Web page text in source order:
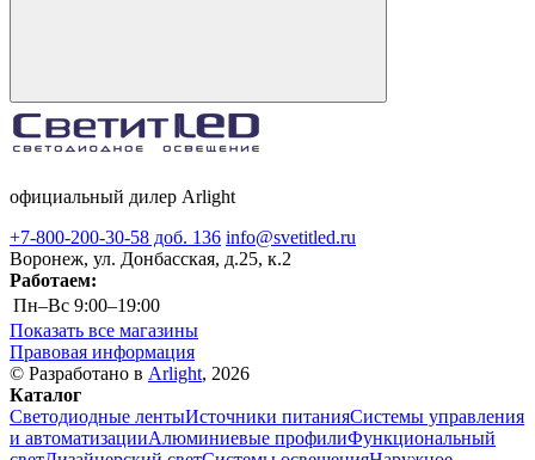
официальный дилер Arlight
+7-800-200-30-58 доб. 136 info@svetitled.ru
Воронеж, ул. Донбасская, д.25, к.2
Работаем:
Пн–Вс 9:00–19:00
Показать все магазины
Правовая информация
© Разработано в Arlight, 2026
Каталог
Светодиодные лентыИсточники питанияСистемы управления
и автоматизацииАлюминиевые профилиФункциональный